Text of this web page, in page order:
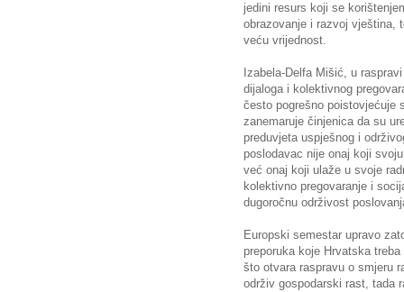
jedini resurs koji se
obrazovanje i razvoj vještina,
veću vrijednost.
Izabela-Delfa Mišić, u
dijaloga i kolektivnog
često pogrešno poistovjećuje
zanemaruje činjenica da su
preduvjeta uspješnog i
poslodavac nije onaj koji
već onaj koji ulaže u svoje
kolektivno pregovaranje i
dugoročnu održivost
Europski semestar upravo
preporuka koje Hrvatska
što otvara raspravu o smjeru
održiv gospodarski rast, tada